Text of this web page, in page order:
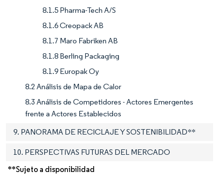
8.1.5 Pharma-Tech A/S
8.1.6 Creopack AB
8.1.7 Maro Fabriken AB
8.1.8 Berling Packaging
8.1.9 Europak Oy
8.2 Análisis de Mapa de Calor
8.3 Análisis de Competidores - Actores Emergentes
frente a Actores Establecidos
9. PANORAMA DE RECICLAJE Y SOSTENIBILIDAD**
10. PERSPECTIVAS FUTURAS DEL MERCADO
**Sujeto a disponibilidad